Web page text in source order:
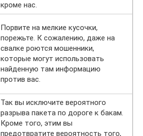
кроме нас.
Порвите на мелкие кусочки,
порежьте. К сожалению, даже на
свалке роются мошенники,
которые могут использовать
найденную там информацию
против вас.
Так вы исключите вероятного
разрыва пакета по дороге к бакам.
Кроме того, этим вы
предотвратите вероятность того,